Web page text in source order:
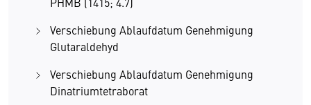
Verschiebung Ablaufdatum Genehmigung
Glutaraldehyd
Verschiebung Ablaufdatum Genehmigung
Dinatriumtetraborat